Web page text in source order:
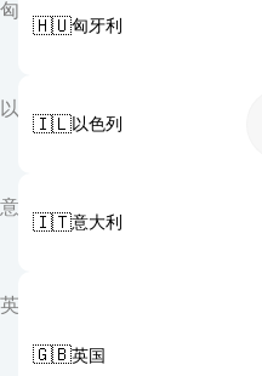
匈
🇭🇺匈牙利
以
🇮🇱以色列
意
🇮🇹意大利
英
🇬🇧英国